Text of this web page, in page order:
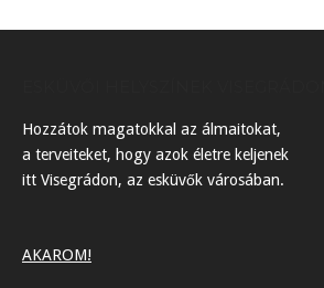
Hozzátok magatokkal az álmaitokat,
a terveiteket, hogy azok életre keljenek
itt Visegrádon, az esküvők városában.
AKAROM!